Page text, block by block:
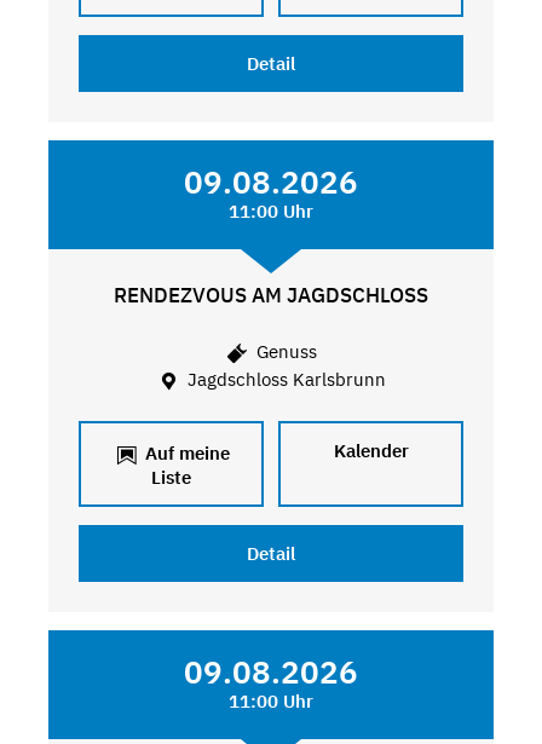
Detail
09.08.2026
11:00 Uhr
RENDEZVOUS AM JAGDSCHLOSS
Genuss
Jagdschloss Karlsbrunn
Auf meine
Liste
Kalender
Detail
09.08.2026
11:00 Uhr